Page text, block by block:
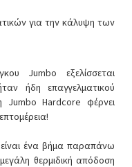
για την κάλυψη των
Jumbo εξελίσσεται
ήδη επαγγελματικού
Jumbo Hardcore φέρνει
ένα βήμα παραπάνω
θερμιδική απόδοση